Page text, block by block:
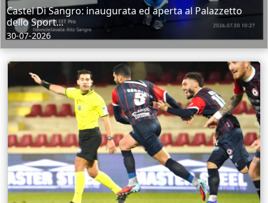
Castel Di Sangro: inaugurata ed aperta al Palazzetto
dello Sport...
30-07-2026